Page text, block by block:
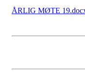
ÅRLIG MØTE